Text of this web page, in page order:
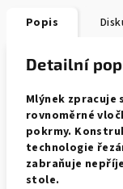
Popis
Detailní
Mlýnek zpracuje
rovnoměrné
pokrmy.
technologie
zabraňuje
stole.